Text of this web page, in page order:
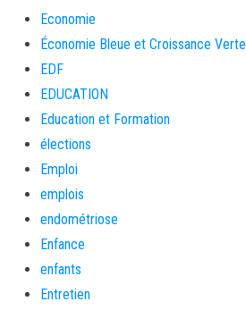
Economie
Économie Bleue et Croissance Verte
EDF
EDUCATION
Education et Formation
élections
Emploi
emplois
endométriose
Enfance
enfants
Entretien